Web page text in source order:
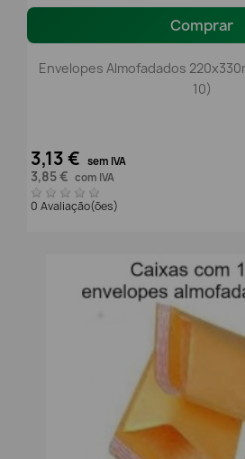
Comprar
Envelopes Almofadados
10)
3,13 € sem IVA
3,85 € com IVA
0 Avaliação(ões)